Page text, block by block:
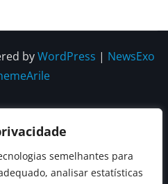
semelhantes para
analisar estatísticas
byWordPress | NewsExo
Contactos
editoriais